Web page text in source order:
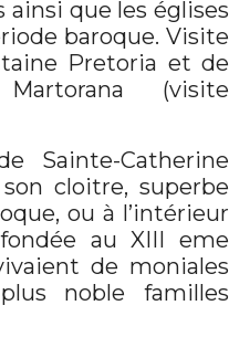
ainsi que les églises
baroque. Visite
Pretoria et de
(visite
Sainte-Catherine
cloitre, superbe
ou à l’intérieur
au XIII eme
de moniales
noble familles